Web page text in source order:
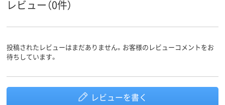
レビュー（0件）
投稿されたレビューはまだありません。お客様のレビューコメントをお
待ちしています。
レビューを書く